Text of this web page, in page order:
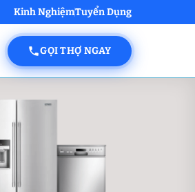
Kinh NghiệmTuyển Dụng
GỌI THỢ NGAY